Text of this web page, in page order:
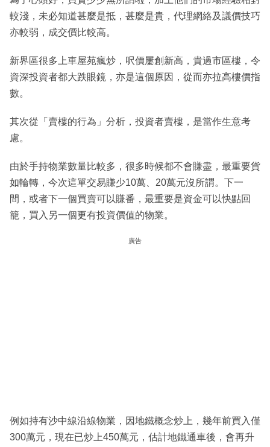
較淺，未必知道甚麼是抵，甚麼是貴，代理網絡及議價技巧
亦較弱，成交價比較高。
新界區很多上車屋苑瘋炒，呎價屢創新高，貴過市區樓，令
資深投資者都大跌眼鏡，亦是這個原因，從而亦拉高樓價指
數。
其次從「賣樓的行為」分析，投資者賣樓，是當作生意考
慮。
由於手持物業數量比較多，很多時候都不會賺盡，最重要貨
如輪轉，今次這單交易賺少10萬、20萬元沒所謂。下一
間，或者下一個買賣可以賺番，最重要是資金可以快點回
籠，買入另一個更有投資價值的物業。
廣告
例如持有沙中線沿線物業，因地鐵概念炒上，幾年前買入僅
300萬元，現在已炒上450萬元，估計地鐵通車後，會再升